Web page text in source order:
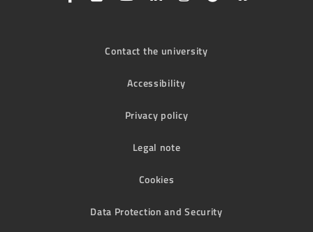
Contact the university
Accessibility
Privacy policy
Legal note
Cookies
Data Protection and Security